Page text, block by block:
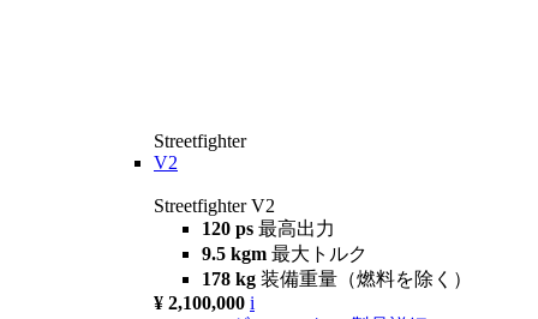
Streetfighter
V2
Streetfighter V2
120 ps 最高出力
9.5 kgm 最大トルク
178 kg 装備重量（燃料を除く）
¥ 2,100,000 i